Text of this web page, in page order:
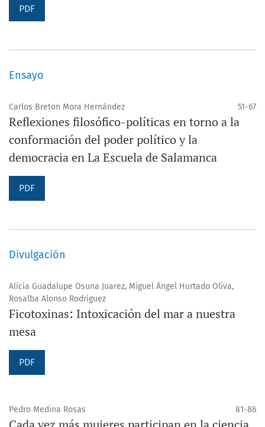
PDF
Ensayo
Carlos Breton Mora Hernández 51-67
Reflexiones filosófico-políticas en torno a la
conformación del poder político y la
democracia en La Escuela de Salamanca
PDF
Divulgación
Alicia Guadalupe Osuna Juarez, Miguel Ángel Hurtado Oliva,
Rosalba Alonso Rodriguez
Ficotoxinas: Intoxicación del mar a nuestra
mesa
PDF
Pedro Medina Rosas 81-86